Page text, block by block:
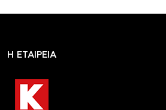
Η ΕΤΑΙΡΕΙΑ